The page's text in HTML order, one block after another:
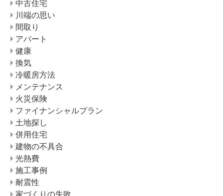
中古住宅
川端の思い
間取り
アパート
健康
換気
冷暖房方法
メンテナンス
火災保険
ファイナンシャルプラン
土地探し
併用住宅
建物の不具合
光熱費
施工事例
耐震性
家づくりの失敗